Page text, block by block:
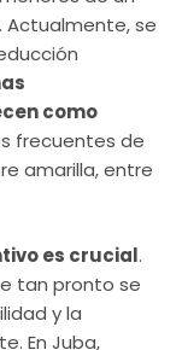
Actualmente, se
como
frecuentes de
amarilla, entre
es crucial.
tan pronto se
y la
En Juba,